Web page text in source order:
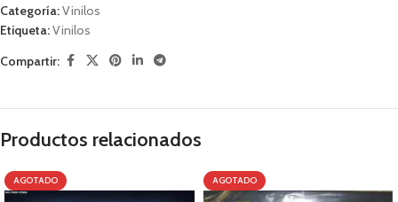
Categoría:Vinilos
Etiqueta:Vinilos
Compartir:
Productos relacionados
AGOTADO AGOTADO